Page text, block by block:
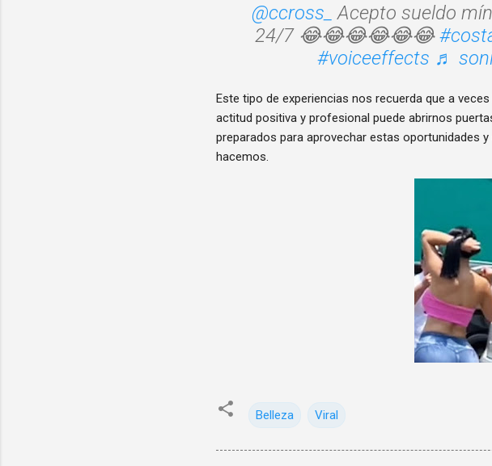
@ccross_
Acepto sueldo
24/7 😂😂😂😂😂😂
#voiceeffects ♬
Este tipo de experiencias nos recuerda que a
actitud positiva y profesional puede abrirnos
preparados para aprovechar estas oportunidades
hacemos.
Belleza Viral